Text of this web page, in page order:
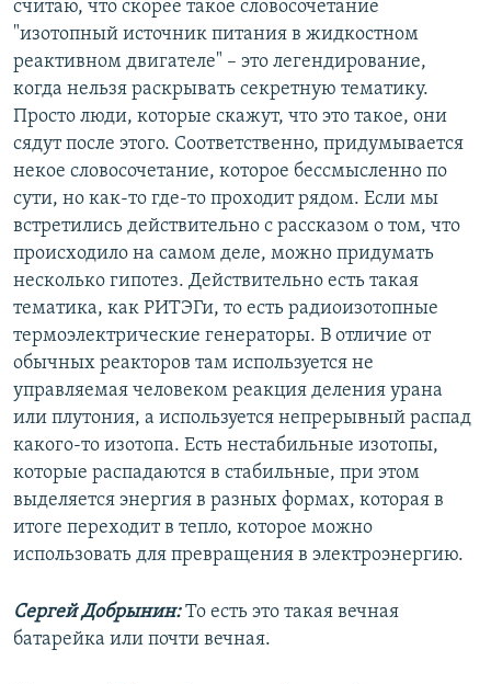
считаю, что скорее такое словосочетание
"изотопный источник питания в жидкостном
реактивном двигателе" – это легендирование,
когда нельзя раскрывать секретную тематику.
Просто люди, которые скажут, что это такое, они
сядут после этого. Соответственно, придумывается
некое словосочетание, которое бессмысленно по
сути, но как-то где-то проходит рядом. Если мы
встретились действительно с рассказом о том, что
происходило на самом деле, можно придумать
несколько гипотез. Действительно есть такая
тематика, как РИТЭГи, то есть радиоизотопные
термоэлектрические генераторы. В отличие от
обычных реакторов там используется не
управляемая человеком реакция деления урана
или плутония, а используется непрерывный распад
какого-то изотопа. Есть нестабильные изотопы,
которые распадаются в стабильные, при этом
выделяется энергия в разных формах, которая в
итоге переходит в тепло, которое можно
использовать для превращения в электроэнергию.
Сергей Добрынин:То есть это такая вечная
батарейка или почти вечная.